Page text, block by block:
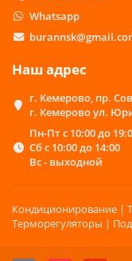
кабеля -
между собой в
проводника
1. Кабель
2.
Каждый
фиксаторы, а
Ассортимент
многообразие
Whatsapp
Наш адрес
г. Кемерово, пр.
г. Кемерово ул.
Пн-Пт с 10:00 до
Сб с 10:00 до 14:00
Вс - выходной
Кондиционирование |
Терморегуляторы |